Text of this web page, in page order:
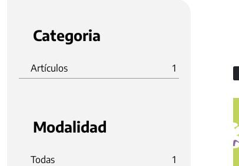
Categoria
Artículos 1
Modalidad
Todas 1